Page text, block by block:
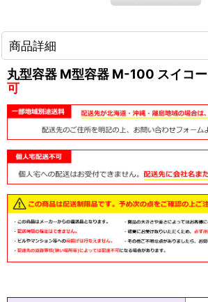
商品詳細
丸型容器 M型容器 M-100 スイコー
可